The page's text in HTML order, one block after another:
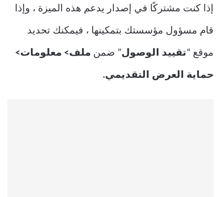
إذا كنت مشتركًا في إصدار يدعم هذه الميزة ، وإذا
قام مسؤول مؤسستك بتمكينها ، فيمكنك تحديد
موقع “ تقييد الوصول” ضمن ملف> معلومات>
حماية العرض التقديمي.